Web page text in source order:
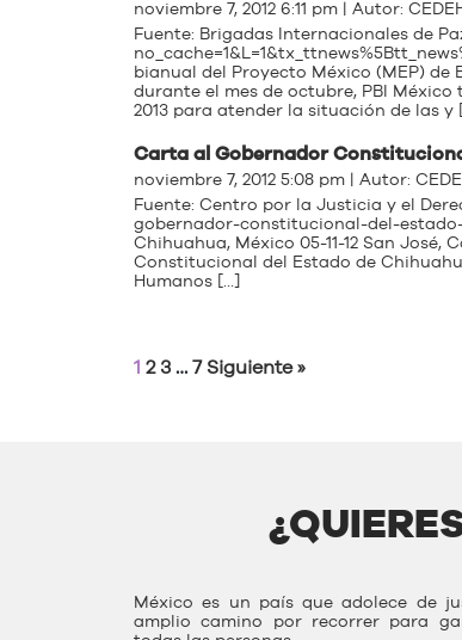
noviembre 7, 2012 6:11 pm | Autor:
Fuente: Brigadas Internacionales de
bianual del Proyecto México (MEP) de
durante el mes de octubre, PBI
2013 para atender la situación de las y
Carta al Gobernador
noviembre 7, 2012 5:08 pm | Autor:
Fuente: Centro por la Justicia y el
gobernador-constitucional-del-
Chihuahua, México 05-11-12 San José,
Constitucional del Estado de
Humanos […]
1 2 3 … 7 Siguiente »
México es un país que adolece de
amplio camino por recorrer para